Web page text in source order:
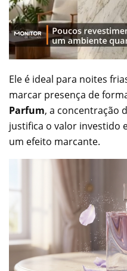
Ele é ideal para noites
marcar presença de
Parfum, a concentração
justifica o valor investido
um efeito marcante.